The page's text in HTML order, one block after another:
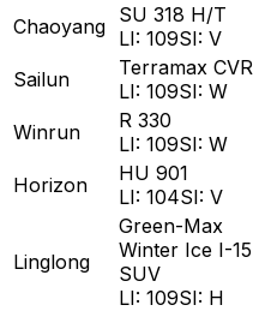
Chaoyang SU 318 H/T
LI: 109SI: V
Sailun
Terramax CVR
LI: 109SI: W
Winrun
R 330
LI: 109SI: W
Horizon
HU 901
LI: 104SI: V
Linglong
Green-Max
Winter Ice I-15
SUV
LI: 109SI: H